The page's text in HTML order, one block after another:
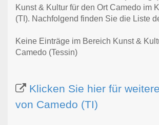
Kunst & Kultur für den Ort Camedo im
(TI). Nachfolgend finden Sie die Liste
Keine Einträge im Bereich Kunst &
Camedo (Tessin)
Klicken Sie hier für
von Camedo (TI)